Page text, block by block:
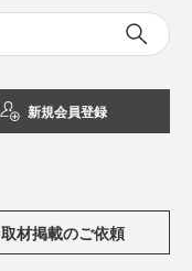
新規会員登録
取材掲載のご依頼